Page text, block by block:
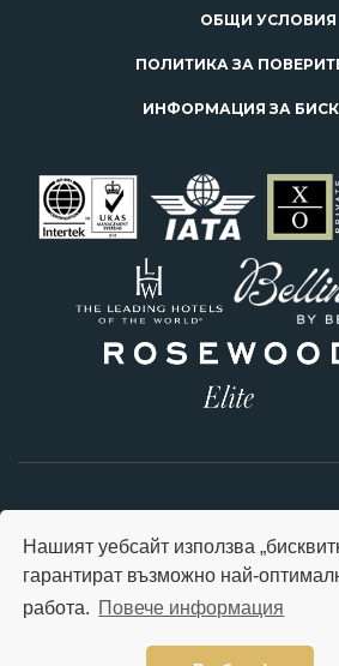
Нашият уебсайт използва
гарантират възможно най-
работа. Повече информация
ОБЩИ УСЛОВИЯ
ПОЛИТИКА ЗА
ИНФОРМАЦИЯ ЗА
2026 © STARS TRAVEL FEEL SPECIAL.